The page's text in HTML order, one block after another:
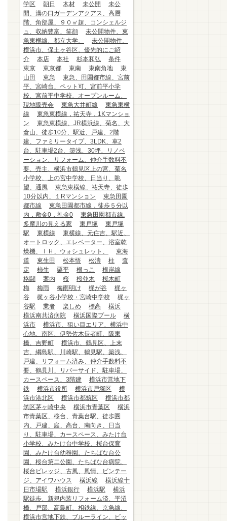
学区
朝日 木材 未公開
未公
開、溝の口ガーデンアクアス、高層
階、角部屋、９０㎡超、コンシェルジ
ュ、収納豊富、笑顔
未公開物件、東
急東横線、都立大学、
未公開物件、
横浜市、保土ヶ谷区、優先的にご紹
介
本店 本社 杉本和弘
条件
東京
東京都 東南 東南角地
東
山田
東急
東急、田園都市線、宮前
平、宮崎台、ペット可、宮前平小学
校、宮前平中学校、オープンルーム、
現地販売会
東急大井町線
東急東横
線
東急東横線，祐天寺，1Kマンショ
ン
東急東横線、JR横浜線、菊名、大
倉山、徒歩10分、駅近、戸建、2階
建、ファミリータイプ、3LDK、車2
台、駐車場2台、築浅、30坪、リノベ
ーション、リフォーム、仲介手数料不
要、売主、横浜市鶴見区上の宮、菊名
小学校、上の宮中学校、日当り、眺
望、通風
東急東横線、祐天寺、徒歩
10分以内、１Rマンション
東急田園
都市線
東急田園都市線，徒歩５分以
内，敷金0，礼金0
東急田園都市線.
多摩川の見える家
東戸塚
東戸塚
駅
東横線
東横線、元住吉、駅近、
オートロック、エレベーター、浴室乾
燥機、ＩＨ、ウォシュレット、
東海
道
東生田 松本悟 松濤 柱
査
定
柿生 栗平 根っこ
根岸線
格闘
案内 桜 桜並木
桜木町
梅
梅雨 梅雨明け 梶が谷
梶ヶ
谷
梶ヶ谷小学校・宮崎中学校
梶ヶ
谷駅
業者 楽しめ 標高
横浜
横浜南共済病院
横浜国際プール
横
浜市
横浜市、狙い目エリア、横浜中
心地、南区、伊勢佐木長者町、阪東
橋、吉野町
横浜市、鶴見区、上末
吉、綱島駅、川崎駅、鶴見駅、築浅、
戸建、リフォーム済み、仲介手数料不
要、鶴見川、リバーサイド、駐車場、
カースペース、3階建
横浜市営地下
鉄
横浜市役所 横浜市戸塚区
横
浜市港北区
横浜市都筑区
横浜市都
筑区茅ヶ崎中央
横浜市青葉区
横浜
市青葉区、桜台、青葉台駅、徒歩圏
内、戸建、庭、高台、南向き、日当
り、駐車場、カースペース、みたけ台
小学校、みたけ台中学校、桜台保育
園、みたけ台幼稚園、たちばな台公
園、桜台第二公園、たちばな台病院、
桜台ビレッジ、古風、風情、ビンテー
ジ、アイワハウス
横浜線
横浜線十
日市場駅
横浜銀行 横浜駅
横浜
駅徒歩、新規内装リフォーム済、平沼
橋、戸部、高島町、相鉄線、京急線、
横浜市営地下鉄、ブルーライン、ビッ